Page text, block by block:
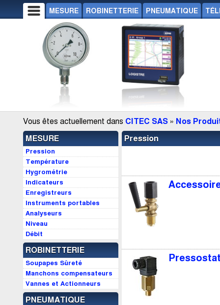
MESURE ROBINETTERIE PNEUMATIQUE
Vous êtes actuellement dans CITEC SAS » Nos
MESURE
Pression
Température
Hygrométrie
Indicateurs
Enregistreurs
Instruments portables
Analyseurs
Niveau
Débit
ROBINETTERIE
Soupapes Sûreté
Manchons compensateurs
Vannes et Actionneurs
PNEUMATIQUE
Pression